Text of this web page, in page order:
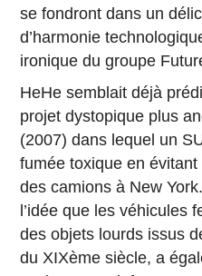
se fondront dans un
d’harmonie
ironique du groupe
HeHe semblait déjà
projet dystopique plus
(2007) dans lequel un
fumée toxique en
des camions à New
l’idée que les véhicules
des objets lourds issus
du XIXème siècle, a